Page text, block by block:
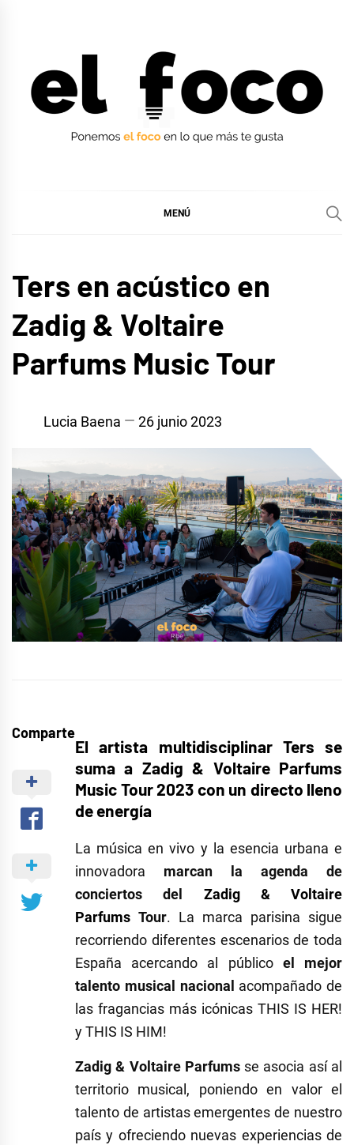
MENÚ
STYLE
Ters en acústico en
Zadig & Voltaire
Parfums Music Tour
Lucia Baena 26 junio 2023
Comparte
El artista multidisciplinar Ters se
suma a Zadig & Voltaire Parfums
Music Tour 2023 con un directo lleno
de energía
La música en vivo y la esencia urbana e
innovadora marcan la agenda de
conciertos del Zadig & Voltaire
Parfums Tour. La marca parisina sigue
recorriendo diferentes escenarios de toda
España acercando al público el mejor
talento musical nacional acompañado de
las fragancias más icónicas THIS IS HER!
y THIS IS HIM!
Zadig & Voltaire Parfumsse asocia así al
territorio musical, poniendo en valor el
talento de artistas emergentes de nuestro
país y ofreciendo nuevas experiencias de